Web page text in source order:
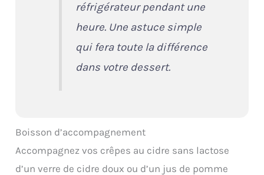
réfrigérateur pendant une
heure. Une astuce simple
qui fera toute la différence
dans votre dessert.
Boisson d’accompagnement
Accompagnez vos crêpes au cidre sans lactose
d’un verre de cidre doux ou d’un jus de pomme